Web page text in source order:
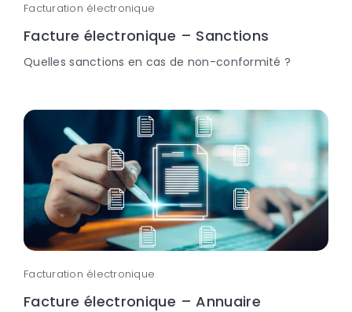
Facturation électronique
Facture électronique – Sanctions
Quelles sanctions en cas de non-conformité ?
Facturation électronique
Facture électronique – Annuaire